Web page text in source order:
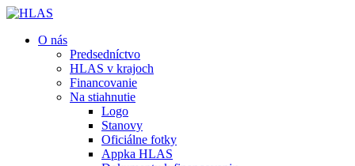
O nás
Predsedníctvo
HLAS v krajoch
Financovanie
Na stiahnutie
Logo
Stanovy
Oficiálne fotky
Appka HLAS